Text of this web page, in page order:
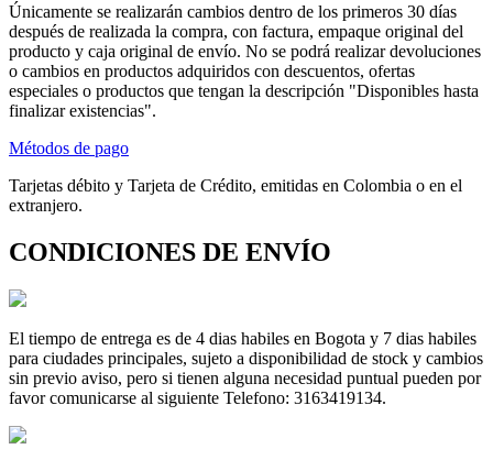
Únicamente se realizarán cambios dentro de los primeros 30 días
después de realizada la compra, con factura, empaque original del
producto y caja original de envío. No se podrá realizar devoluciones
o cambios en productos adquiridos con descuentos, ofertas
especiales o productos que tengan la descripción "Disponibles hasta
finalizar existencias".
Métodos de pago
Tarjetas débito y Tarjeta de Crédito, emitidas en Colombia o en el
extranjero.
CONDICIONES DE ENVÍO
El tiempo de entrega es de 4 dias habiles en Bogota y 7 dias habiles
para ciudades principales, sujeto a disponibilidad de stock y cambios
sin previo aviso, pero si tienen alguna necesidad puntual pueden por
favor comunicarse al siguiente Telefono: 3163419134.